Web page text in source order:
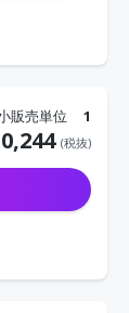
販売単位 1
(税抜)